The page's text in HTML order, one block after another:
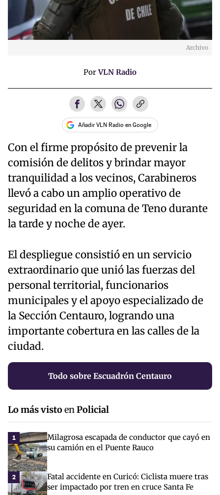
Archivo
PorVLN Radio
Añadir VLN Radio en Google
Con el firme propósito de prevenir la
comisión de delitos y brindar mayor
tranquilidad a los vecinos, Carabineros
llevó a cabo un amplio operativo de
seguridad en la comuna de Teno durante
la tarde y noche de ayer.
El despliegue consistió en un servicio
extraordinario que unió las fuerzas del
personal territorial, funcionarios
municipales y el apoyo especializado de
la Sección Centauro, logrando una
importante cobertura en las calles de la
ciudad.
Todo sobre Escuadrón Centauro
Lo más vistoenPolicial
1
Milagrosa escapada de conductor que cayó en
su camión en el Puente Rauco
2
Fatal accidente en Curicó: Ciclista muere tras
ser impactado por tren en cruce Santa Fe